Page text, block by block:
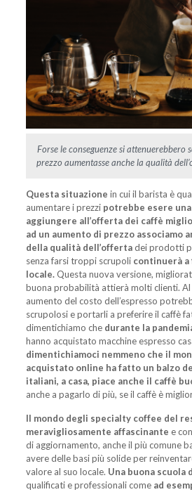
Forse le conseguenze si attenuerebbero
prezzo aumentasse anche la qualità
Questa situazione in cui il barista è
aumentare i prezzi potrebbe esere
aggiungere all’offerta dei caffè
ad un aumento di prezzo associamo
della qualità dell’offertadei prodotti
senza farsi troppi scrupoli continuerà
locale.Questa nuova versione,
buona probabilità attierà molti clienti.
aumento del costo dell’espresso
scrupolosi e portarli a preferire il caffè
dimentichiamo che durante la
hanno acquistato macchine espresso
dimentichiamoci nemmeno che il
acquistato online ha fatto un balzo
italiani, a casa, piace anche il caffè
anche a pagarlo di più, se il caffè è
Il mondo degli specialty coffee del
meravigliosamente affascinante e
di aggiornamento, anche il più comune
avere delle basi più solide per
valore al suo locale. Una buona scuola
qualificati e professionali come ad